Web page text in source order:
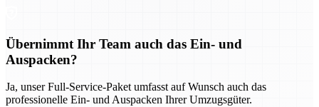
Übernimmt Ihr Team auch das Ein- und
Auspacken?
Ja, unser Full-Service-Paket umfasst auf Wunsch auch das
professionelle Ein- und Auspacken Ihrer Umzugsgüter.